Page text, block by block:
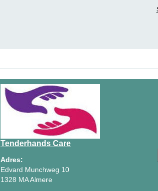
Tenderhands Care
Adres:
Edvard Munchweg 10
1328 MA Almere